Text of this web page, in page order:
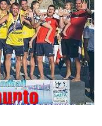
o
n
e